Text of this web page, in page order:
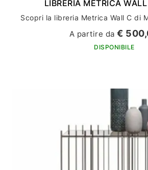
LIBRERIA METRICA
A partire da€
DISPONIBILE